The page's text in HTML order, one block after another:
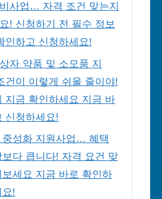
사업… 자격 조건 맞는지
! 신청하기 전 필수 정보
인하고 신청하세요!
자 약품 및 소모품 지
이 이렇게 쉬울 줄이야!
지금 확인하세요 지금 바
신청하세요!
중성화 지원사업… 혜택
다 큽니다! 자격 요건 맞
세요 지금 바로 확인하
요!